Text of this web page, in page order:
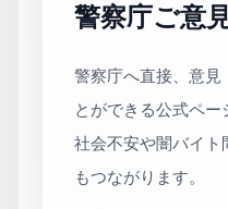
警察庁ご意
警察庁へ直接、意見
とができる公式ペー
社会不安や闇バイト
もつながります。